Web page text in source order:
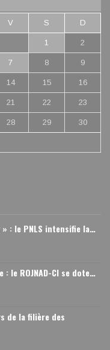
V S D
1 2
7 8 9
14 15 16
21 22 23
28 29 30
: le PNLS intensifie la…
le ROJNAD-CI se dote…
de la filière des